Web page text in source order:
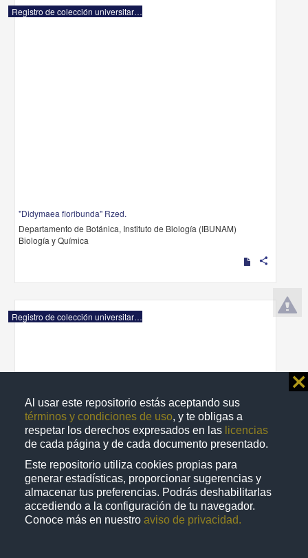
Al usar este repositorio estás aceptando sus
términos y condiciones de uso, y te obligas a
respetar los derechos expresados en las licencias
de cada página y de cada documento presentado.
Este repositorio utiliza cookies propias para
generar estadísticas, proporcionar sugerencias y
almacenar tus preferencias. Podrás deshabilitarlas
accediendo a la configuración de tu navegador.
Conoce más en nuestro aviso de privacidad.
⨯
Registro de colección universitaria
"Didymaea floribunda" Rzed.
Departamento de Botánica, Instituto de Biología (IBUNAM)
Biología y Química
share
Registro de colección universitaria
"Phacelia platycarpa" (Cav.) Spreng.